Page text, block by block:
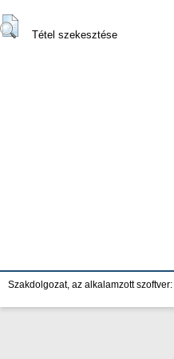
Tétel szekesztése
Szakdolgozat, az alkalamzott szoftver: